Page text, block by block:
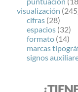
visualización
cifras (28)
espacios (32)
formato (14)
marcas
signos